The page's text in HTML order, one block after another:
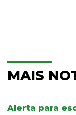
MAIS
Alerta para